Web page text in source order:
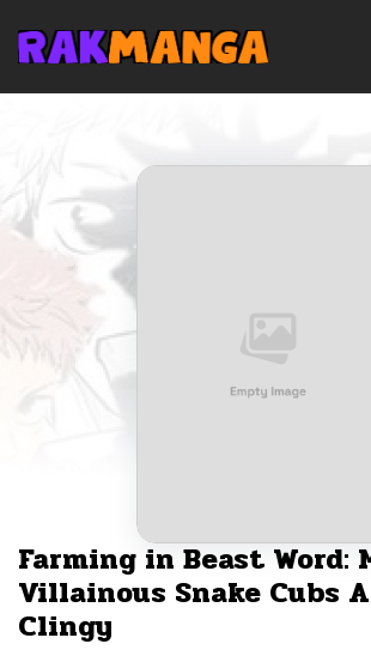
Farming in Beast Word:
Villainous Snake Cubs
Clingy